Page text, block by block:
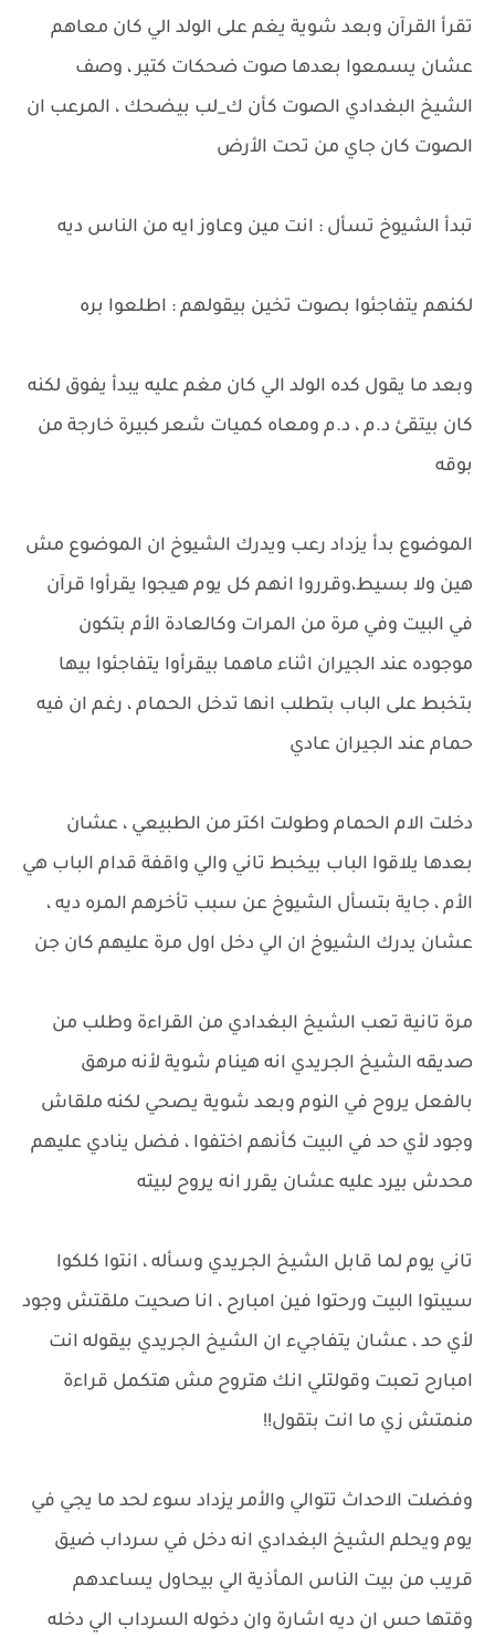
تقرأ القرآن وبعد شوية يغم على الولد الي كان معاهم
عشان يسمعوا بعدها صوت ضحكات كتير ، وصف
الشيخ البغدادي الصوت كأن ك_لب بيضحك ، المرعب ان
الصوت كان جاي من تحت الأرض
تبدأ الشيوخ تسأل : انت مين وعاوز ايه من الناس ديه
لكنهم يتفاجئوا بصوت تخين بيقولهم : اطلعوا بره
وبعد ما يقول كده الولد الي كان مغم عليه يبدأ يفوق لكنه
كان بيتقئ د.م ، د.م ومعاه كميات شعر كبيرة خارجة من
بوقه
الموضوع بدأ يزداد رعب ويدرك الشيوخ ان الموضوع مش
هين ولا بسيط،وقرروا انهم كل يوم هيجوا يقرأوا قرآن
في البيت وفي مرة من المرات وكالعادة الأم بتكون
موجوده عند الجيران اثناء ماهما بيقرأوا يتفاجئوا بيها
بتخبط على الباب بتطلب انها تدخل الحمام ، رغم ان فيه
حمام عند الجيران عادي
دخلت الام الحمام وطولت اكتر من الطبيعي ، عشان
بعدها يلاقوا الباب بيخبط تاني والي واقفة قدام الباب هي
الأم ، جاية بتسأل الشيوخ عن سبب تأخرهم المره ديه ،
عشان يدرك الشيوخ ان الي دخل اول مرة عليهم كان جن
مرة تانية تعب الشيخ البغدادي من القراءة وطلب من
صديقه الشيخ الجريدي انه هينام شوية لأنه مرهق
بالفعل يروح في النوم وبعد شوية يصحي لكنه ملقاش
وجود لأي حد في البيت كأنهم اختفوا ، فضل ينادي عليهم
محدش بيرد عليه عشان يقرر انه يروح لبيته
تاني يوم لما قابل الشيخ الجريدي وسأله ، انتوا كلكوا
سيبتوا البيت ورحتوا فين امبارح ، انا صحيت ملقتش وجود
لأي حد ، عشان يتفاجيء ان الشيخ الجريدي بيقوله انت
امبارح تعبت وقولتلي انك هتروح مش هتكمل قراءة
منمتش زي ما انت بتقول!!
وفضلت الاحداث تتوالي والأمر يزداد سوء لحد ما يجي في
يوم ويحلم الشيخ البغدادي انه دخل في سرداب ضيق
قريب من بيت الناس المأذية الي بيحاول يساعدهم
وقتها حس ان ديه اشارة وان دخوله السرداب الي دخله